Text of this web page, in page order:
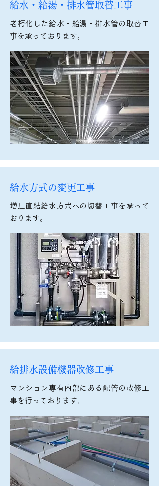
給水・給湯・排水管取替工事
老朽化した給水・給湯・排水管の取替工
事を承っております。
給水方式の変更工事
増圧直結給水方式への切替工事を承って
おります。
給排水設備機器改修工事
マンション専有内部にある配管の改修工
事を行っております。